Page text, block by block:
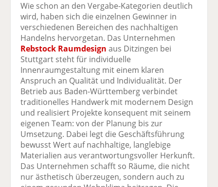
Wie schon an den Vergabe-Kategorien deutlich
wird, haben sich die einzelnen Gewinner in
verschiedenen Bereichen des nachhaltigen
Handelns hervorgetan. Das Unternehmen
Rebstock Raumdesign aus Ditzingen bei
Stuttgart steht für individuelle
Innenraumgestaltung mit einem klaren
Anspruch an Qualität und Individualität. Der
Betrieb aus Baden-Württemberg verbindet
traditionelles Handwerk mit modernem Design
und realisiert Projekte konsequent mit seinem
eigenen Team: von der Planung bis zur
Umsetzung. Dabei legt die Geschäftsführung
bewusst Wert auf nachhaltige, langlebige
Materialien aus verantwortungsvoller Herkunft.
Das Unternehmen schafft so Räume, die nicht
nur ästhetisch überzeugen, sondern auch zu